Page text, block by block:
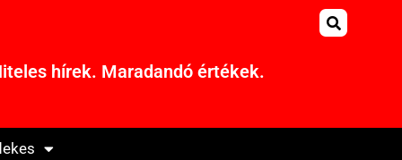
hírek. Maradandó értékek.